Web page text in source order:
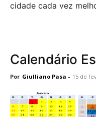
cidade cada vez
Calendário
Por Giulliano Pasa - 15 de